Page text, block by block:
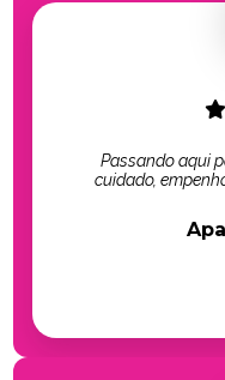
Passando aqui
cuidado,